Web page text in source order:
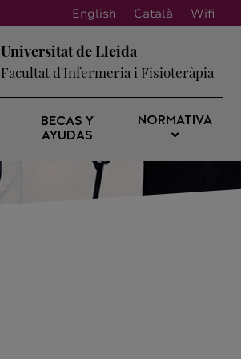
English Català Wifi
Universitat de Lleida
Facultat d'Infermeria i Fisioteràpia
BECAS Y
AYUDAS
NORMATIVA